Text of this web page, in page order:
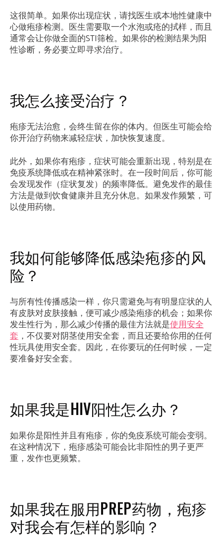
这很简单。如果你出现症状，请找医生或本地性健康中
心做疱疹检测。医生需要取一个水泡或疮的拭样，而且
通常会让你做全面的STI筛检。如果你的检测结果为阳
性诊断，务必要立即寻求治疗。
我怎么接受治疗？
疱疹无法治愈，会终生留在你的体内。但医生可能会给
你开治疗药物来减轻症状，加快恢复速度。
此外，如果你有疱疹，症状可能会重新出现，特别是在
免疫系统降低或在精神紧张时。在一段时间后，你可能
会发现发作（症状复发）的频率降低。避免发作的最佳
方法是做到饮食健康并且充分休息。如果发作频繁，可
以使用药物。
我如何能够降低感染疱疹的风
险？
与所有性传播感染一样，你只需避免与有明显症状的人
有皮肤对皮肤接触，便可减少感染疱疹的机会；如果你
发生性行为，那么减少传播的最佳方法就是使用安全
套 ，不仅要对阴茎使用安全套，而且还要给你用的任何
性玩具使用安全套。因此，在你要玩的任何时候，一定
要准备好安全套。
如果我是HIV阳性怎么办？
如果你是阳性并且有疱疹，你的免疫系统可能会变弱。
在这种情况下，疱疹感染可能会比非阳性的男子更严
重，发作也更频繁。
如果我在服用PREP药物，疱疹
对我会有怎样的影响？